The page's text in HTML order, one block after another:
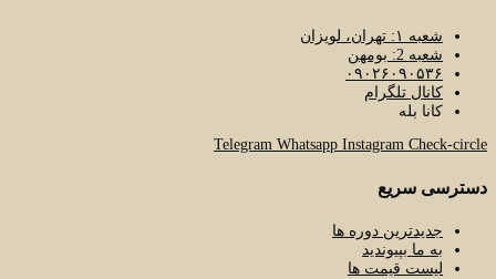
شعبه ۱: تهران، لویزان
شعبه 2: بومهن
۰۹۰۲۶۰۹۰۵۳۶
کانال تلگرام
کانا بله
Telegram Whatsapp Instagram Check-circle
دسترسی سریع
جدیدترین دوره ها
به ما بپیوندید
لیست قیمت ها